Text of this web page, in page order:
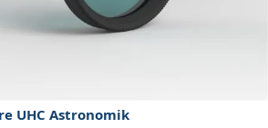
UHC Astronomik